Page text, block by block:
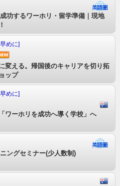
功するワーホリ・留学準備｜現地
めに]
変える。帰国後のキャリアを切り拓
ップ
めに]
ワーホリを成功へ導く学校」へ
ングセミナー(少人数制)